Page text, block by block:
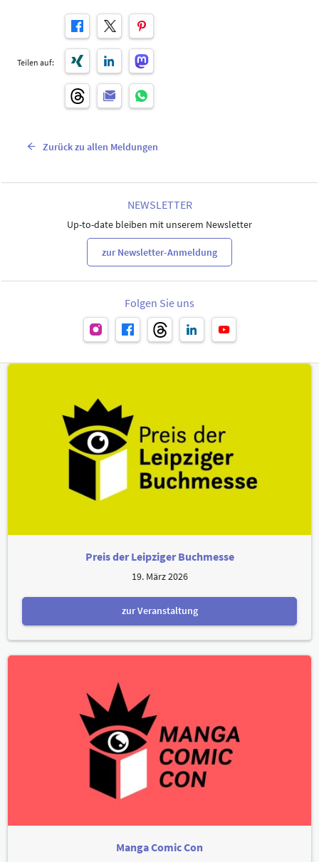
Teilen auf:
Zurück zu allen Meldungen
NEWSLETTER
Up-to-date bleiben mit unserem Newsletter
zur Newsletter-Anmeldung
Folgen Sie uns
Preis der Leipziger Buchmesse
19. März 2026
zur Veranstaltung
Manga Comic Con